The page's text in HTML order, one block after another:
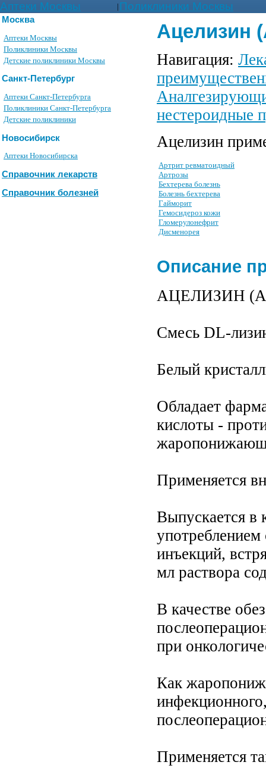
Аптеки Москвы | Поликлиники Москвы
Москва
Аптеки Москвы
Поликлиники Москвы
Детские поликлиники Москвы
Санкт-Петербург
Аптеки Санкт-Петербурга
Поликлиники Санкт-Петербурга
Детские поликлиники
Новосибирск
Аптеки Новосибирска
Справочник лекарств
Справочник болезней
Ацелизин
Навигация:
нестероидные
Ацелизин
Артрит ревматоидный
Артрозы
Бехтерева болезнь
Болезнь бехтерева
Гайморит
Гемосидероз кожи
Гломерулонефрит
Дисменорея
Описание
АЦЕЛИЗИН
Смесь DL-
Белый
Обладает
кислоты -
Применяется
Выпускается в
инъекций,
мл раствора
В качестве
при
Как
Применяется